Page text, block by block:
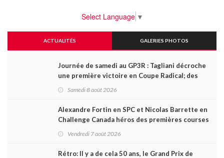
Select Language ▼
ACTUALITÉS GALERIES PHOTOS
Journée de samedi au GP3R : Tagliani décroche
une première victoire en Coupe Radical; des
Samedi 8 août 2026
Alexandre Fortin en SPC et Nicolas Barrette en
Challenge Canada héros des premières courses
Vendredi 7 août 2026
Rétro: Il y a de cela 50 ans, le Grand Prix de